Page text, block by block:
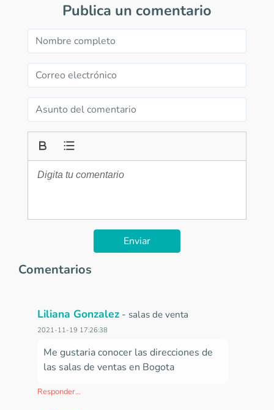
Publica un comentario
Enviar
Comentarios
Liliana Gonzalez - salas de venta
2021-11-19 17:26:38
Me gustaria conocer las direcciones de
las salas de ventas en Bogota
Responder...